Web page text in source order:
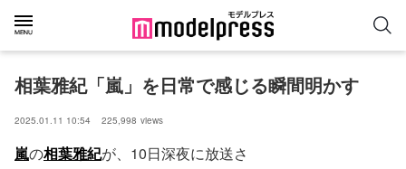
相葉雅紀「嵐」を日常で感じる瞬間明かす
2025.01.11 10:54 225,998 views
嵐の相葉雅紀が、10日深夜に放送さ